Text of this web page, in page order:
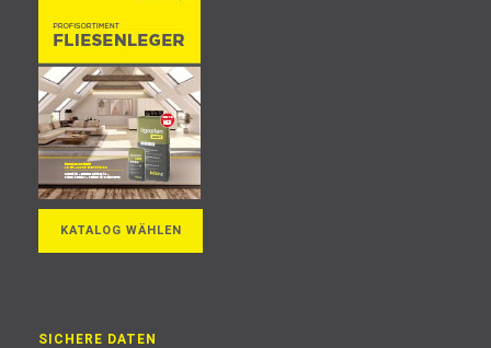
KATALOG WÄHLEN
SICHERE DATEN